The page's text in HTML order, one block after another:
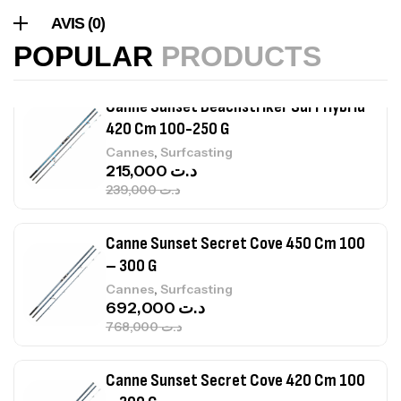
AVIS (0)
POPULAR PRODUCTS
Canne Sunset Beachstriker Surf Hybrid
Cannes,Surfcasting
د.ت
د.ت215,000
Canne Sunset Secret Cove 450 Cm 100
Cannes,Surfcasting
د.ت768,000
Canne Sunset Secret Cove 420 Cm 100
Cannes,Surfcasting